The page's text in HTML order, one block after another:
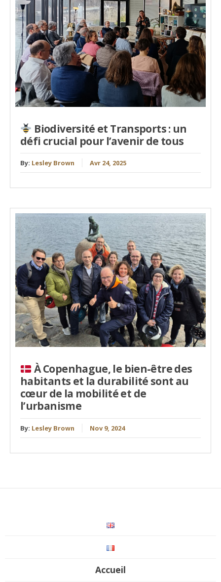
Biodiversité et Transports : un
défi crucial pour l’avenir de tous
By: Lesley Brown Avr 24, 2025
À Copenhague, le bien-être des
habitants et la durabilité sont au
cœur de la mobilité et de
l’urbanisme
By: Lesley Brown Nov 9, 2024
Accueil